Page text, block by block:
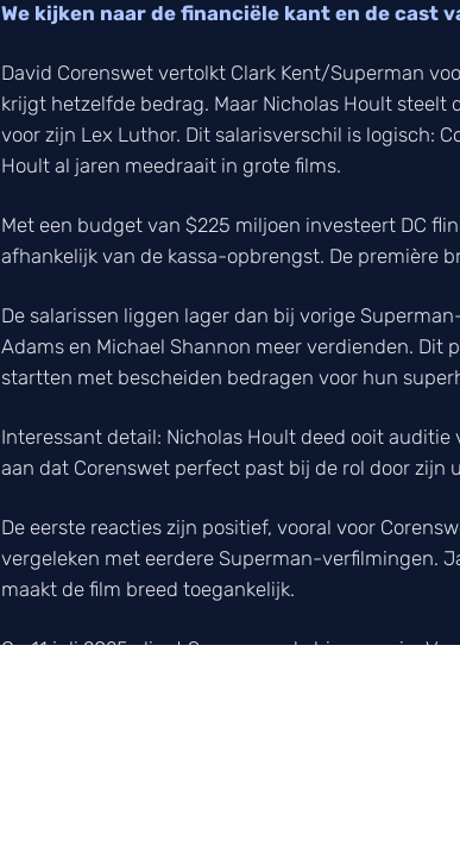
We kijken naar de financiële kant en de cast
David Corenswet vertolkt Clark Kent/Superman
krijgt hetzelfde bedrag. Maar Nicholas Hoult
voor zijn Lex Luthor. Dit salarisverschil is logisch:
Hoult al jaren meedraait in grote films.
Met een budget van $225 miljoen investeert DC
afhankelijk van de kassa-opbrengst. De première
De salarissen liggen lager dan bij vorige
Adams en Michael Shannon meer verdienden. Dit
startten met bescheiden bedragen voor hun
Interessant detail: Nicholas Hoult deed ooit
aan dat Corenswet perfect past bij de rol door zijn
De eerste reacties zijn positief, vooral voor
vergeleken met eerdere Superman-verfilmingen.
maakt de film breed toegankelijk.
Op 11 juli 2025 vliegt Superman de bioscoop in.